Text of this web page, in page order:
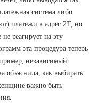
система либо
платежи в адрес 2Т, но
реагирует на эту
эта процедура теперь
независимый
объяснила, как выбирать
важно быть